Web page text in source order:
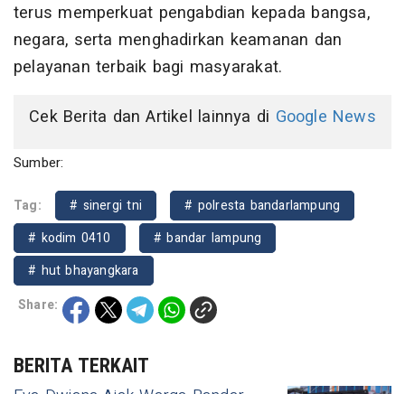
terus memperkuat pengabdian kepada bangsa,
negara, serta menghadirkan keamanan dan
pelayanan terbaik bagi masyarakat.
Cek Berita dan Artikel lainnya di Google News
Sumber:
Tag: # sinergi tni
# polresta bandarlampung
# kodim 0410
# bandar lampung
# hut bhayangkara
Share:
BERITA TERKAIT